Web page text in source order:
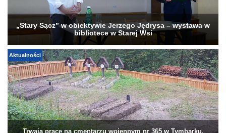
„Stary Sącz” w obiektywie Jerzego Jędrysa – wystawa w
bibliotece w Starej Wsi
Aktualności